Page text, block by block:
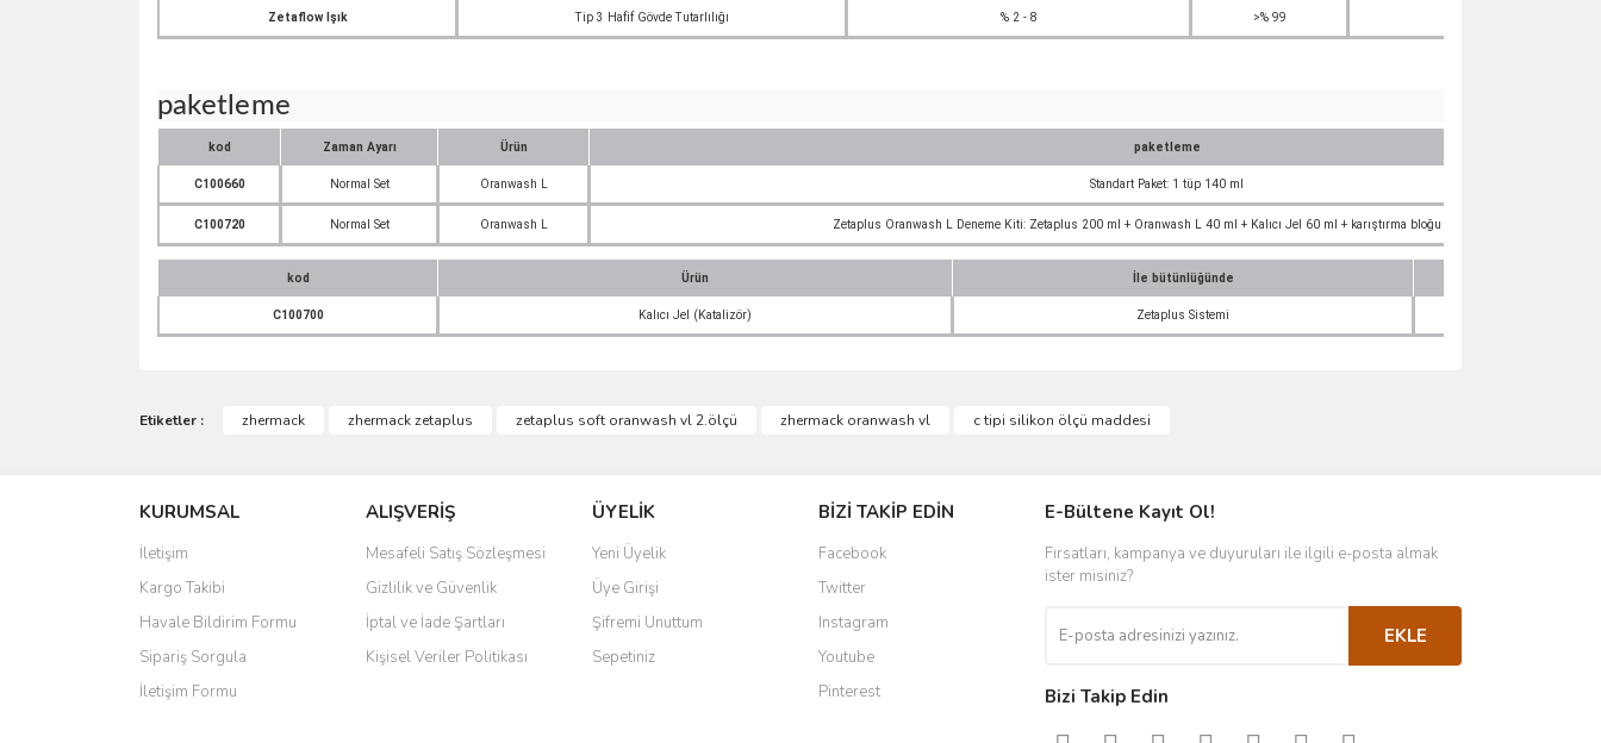
Zetaflow Işık Tip 3 Hafif Gövde Tutarlılığı % 2 - 8 >% 99
paketleme
kod Zaman Ayarı Ürün paketleme
C100660 Normal Set Oranwash L Standart Paket: 1 tüp 140 ml
C100720 Normal Set Oranwash L Zetaplus Oranwash L Deneme Kiti: Zetaplus 200 ml + Oranwash L 40 ml + Kalıcı Jel 60 ml + karıştırma bloğu (20 sayfa)
kod Ürün İle bütünlüğünde
C100700 Kalıcı Jel (Katalizör) Zetaplus Sistemi
Bu ürüne ilk yorumu siz yapın!
Yorum Yaz
Görüş ve önerileriniz için teşekkür ederiz.
Ürün açıklamasında eksik bilgiler bulunuyor.
Ürün bilgilerinde hatalar bulunuyor.
Ürün fiyatı diğer sitelerden daha pahalı.
Bu ürüne benzer farklı alternatifler olmalı.
Etiketler : zhermack zhermack zetaplus zetaplus soft oranwash vl 2.ölçü zhermack oranwash vl c tipi silikon ölçü maddesi
KURUMSAL
İletişim
Kargo Takibi
Havale Bildirim Formu
Sipariş Sorgula
İletişim Formu
ALIŞVERİŞ
Mesafeli Satış Sözleşmesi
Gizlilik ve Güvenlik
İptal ve İade Şartları
Kişisel Veriler Politikası
ÜYELİK
Yeni Üyelik
Üye Girişi
Şifremi Unuttum
Sepetiniz
BİZİ TAKİP EDİN
Facebook
Twitter
Instagram
Youtube
Pinterest
E-Bültene Kayıt Ol!
Fırsatları, kampanya ve duyuruları ile ilgili e-posta almak
ister misiniz?
EKLE
Bizi Takip Edin